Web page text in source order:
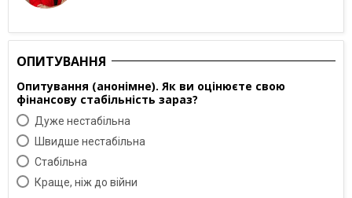
ОПИТУВАННЯ
Опитування (анонімне). Як ви оцінюєте свою
фінансову стабільність зараз?
Дуже нестабільна
Швидше нестабільна
Cтабільна
Краще, ніж до війни